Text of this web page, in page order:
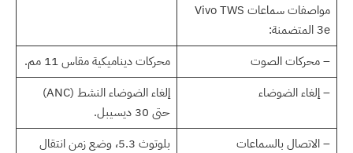
مواصفات سماعات Vivo TWS
3e المتضمنة:
– محركات الصوت
محركات ديناميكية مقاس 11 مم.
– إلغاء الضوضاء
إلغاء الضوضاء النشط (ANC)
حتى 30 ديسيبل.
– الاتصال بالسماعات
بلوتوث 5.3، وضع زمن انتقال